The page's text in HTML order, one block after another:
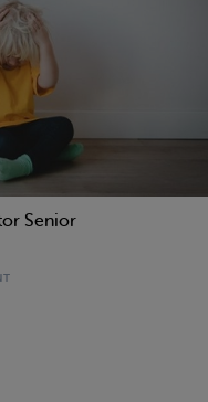
Senior